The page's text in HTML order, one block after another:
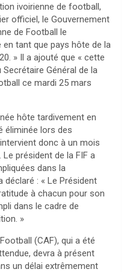
ivoirienne de football,
officiel, le Gouvernement
de Football le
en tant que pays hôte de la
» Il a ajouté que « cette
Général de la
ce mardi 25 mars
hôte tardivement en
éliminée lors des
donc à un mois
président de la FIF a
dans la
déclaré : « Le Président
à chacun pour son
dans le cadre de
»
(CAF), qui a été
devra à présent
un délai extrêmement